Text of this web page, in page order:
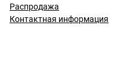
Распродажа
Контактная информация